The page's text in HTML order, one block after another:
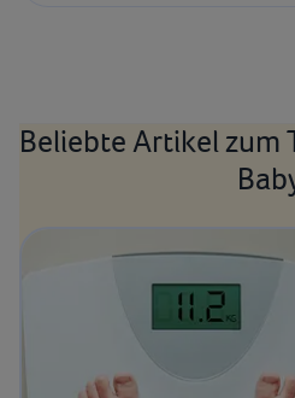
Beliebte Artikel zum